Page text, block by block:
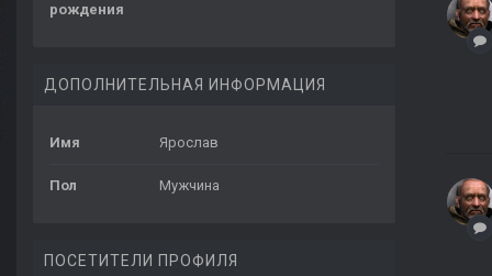
рождения
ДОПОЛНИТЕЛЬНАЯ ИНФОРМАЦИЯ
Имя Ярослав
Пол Мужчина
ПОСЕТИТЕЛИ ПРОФИЛЯ